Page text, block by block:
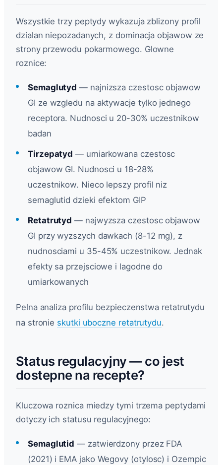
Wszystkie trzy peptydy wykazuja zblizony profil
dzialan niepozadanych, z dominacja objawow ze
strony przewodu pokarmowego. Glowne
roznice:
Semaglutyd — najnizsza czestosc objawow
GI ze wzgledu na aktywacje tylko jednego
receptora. Nudnosci u 20-30% uczestnikow
badan
Tirzepatyd — umiarkowana czestosc
objawow GI. Nudnosci u 18-28%
uczestnikow. Nieco lepszy profil niz
semaglutid dzieki efektom GIP
Retatrutyd — najwyzsza czestosc objawow
GI przy wyzszych dawkach (8-12 mg), z
nudnosciami u 35-45% uczestnikow. Jednak
efekty sa przejsciowe i lagodne do
umiarkowanych
Pelna analiza profilu bezpieczenstwa retatrutydu
na stronie skutki uboczne retatrutydu.
Status regulacyjny — co jest
dostepne na recepte?
Kluczowa roznica miedzy tymi trzema peptydami
dotyczy ich statusu regulacyjnego:
Semaglutid — zatwierdzony przez FDA
(2021) i EMA jako Wegovy (otylosc) i Ozempic